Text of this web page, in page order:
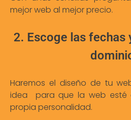
mejor web al mejor precio.
2. Escoge las fechas
Haremos el diseño de tu
idea para que la web
propia personalidad.